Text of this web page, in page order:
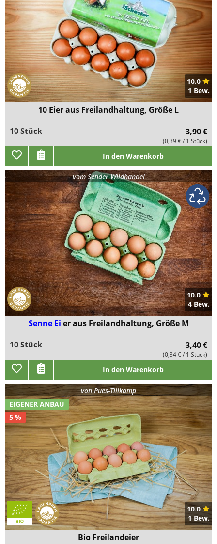
10.0
1 Bew.
10 Eier aus Freilandhaltung, Größe L
10 Stück
3,90 €
(0,39 € / 1 Stück)
In den Warenkorb
vomSender Wildhandel
10.0
4 Bew.
Senne Ei er aus Freilandhaltung, Größe M
10 Stück
3,40 €
(0,34 € / 1 Stück)
In den Warenkorb
EIGENER ANBAU
5 %
vonPues-Tillkamp
10.0
1 Bew.
Bio Freilandeier